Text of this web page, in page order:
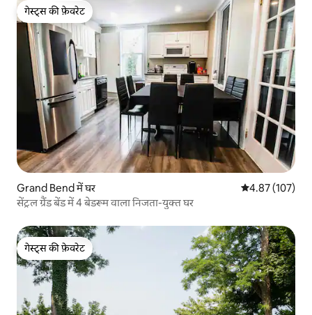
गेस्ट्स की फ़ेवरेट
गेस्ट्स की फ़ेवरेट
Grand Bend में घर औसत रेटिंग 5 में से
4.87 (107)
सेंट्रल ग्रैंड बेंड में 4 बेडरूम वाला निजता-युक्त घर
गेस्ट्स की फ़ेवरेट
गेस्ट्स की फ़ेवरेट